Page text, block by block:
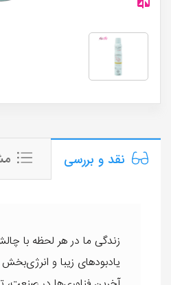
نقد و بررسی
زندگی ما در هر لحظه با
یادبودهای زیبا و